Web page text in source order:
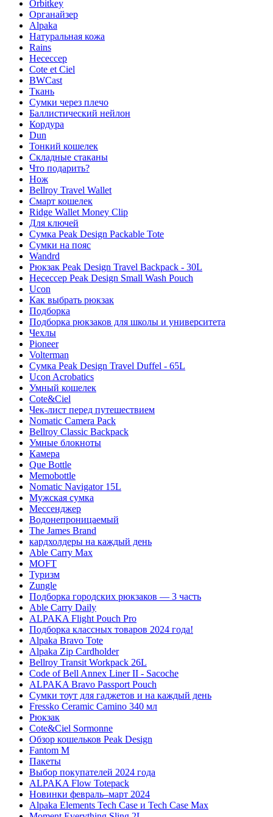
Orbitkey
Органайзер
Alpaka
Натуральная кожа
Rains
Несессер
Cote et Ciel
BWCast
Ткань
Сумки через плечо
Баллистический нейлон
Кордура
Dun
Тонкий кошелек
Складные стаканы
Что подарить?
Нож
Bellroy Travel Wallet
Смарт кошелек
Ridge Wallet Money Clip
Для ключей
Сумка Peak Design Packable Tote
Сумки на пояс
Wandrd
Рюкзак Peak Design Travel Backpack - 30L
Несессер Peak Design Small Wash Pouch
Ucon
Как выбрать рюкзак
Подборка
Подборка рюкзаков для школы и университета
Чехлы
Pioneer
Volterman
Сумка Peak Design Travel Duffel - 65L
Ucon Acrobatics
Умный кошелек
Cote&Ciel
Чек-лист перед путешествием
Nomatic Camera Pack
Bellroy Classic Backpack
Умные блокноты
Камера
Que Bottle
Memobottle
Nomatic Navigator 15L
Мужская сумка
Мессенджер
Водонепроницаемый
The James Brand
кардхолдеры на каждый день
Able Carry Max
MOFT
Туризм
Zungle
Подборка городских рюкзаков — 3 часть
Able Carry Daily
ALPAKA Flight Pouch Pro
Подборка классных товаров 2024 года!
Alpaka Bravo Tote
Alpaka Zip Cardholder
Bellroy Transit Workpack 26L
Code of Bell Annex Liner II - Sacoche
ALPAKA Bravo Passport Pouch
Сумки тоут для гаджетов и на каждый день
Fressko Ceramic Camino 340 мл
Рюкзак
Cote&Ciel Sormonne
Обзор кошельков Peak Design
Fantom M
Пакеты
Выбор покупателей 2024 года
ALPAKA Flow Totepack
Новинки февраль–март 2024
Alpaka Elements Tech Case и Tech Case Max